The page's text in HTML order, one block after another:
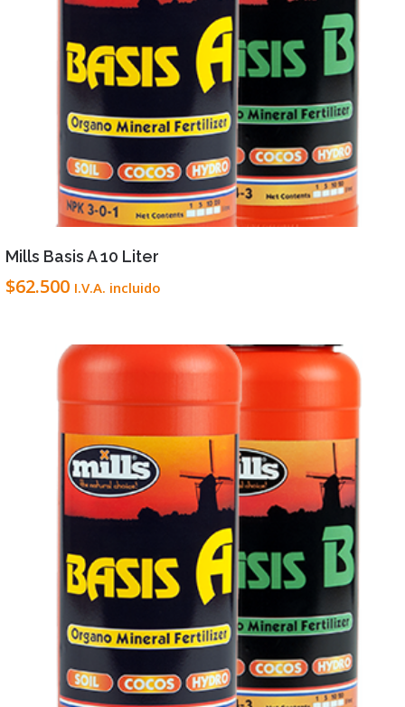
VIEW DETAILS LEER MÁS
Mills Basis A 10 Liter
$62.500 I.V.A. incluido